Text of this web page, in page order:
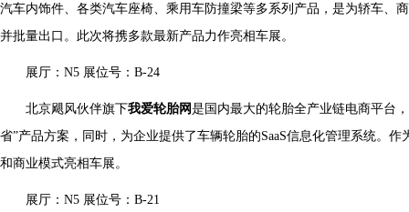
汽车内饰件、各类汽车座椅、乘用车防撞梁等多系列产品，是为轿车、
并批量出口。此次将携多款最新产品力作亮相车展。
展厅：N5 展位号：B-24
北京飓风伙伴旗下我爱轮胎网是国内最大的轮胎全产业链电商平台
省”产品方案，同时，为企业提供了车辆轮胎的SaaS信息化管理系统。
和商业模式亮相车展。
展厅：N5 展位号：B-21